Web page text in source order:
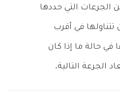
الجرعات التي حددها
في أقرب
في حالة ما إذا كان
الجرعة التالية.